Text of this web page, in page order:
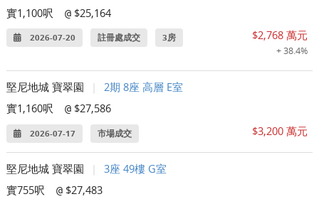
實1,100呎 @ $25,164
2026-07-20 註冊處成交 3房 $2,768 萬元
+ 38.4%
堅尼地城 寶翠園
2期 8座 高層 E室
實1,160呎
@ $27,586
2026-07-17 市場成交 $3,200 萬元
堅尼地城 寶翠園
3座 49樓 G室
實755呎
@ $27,483